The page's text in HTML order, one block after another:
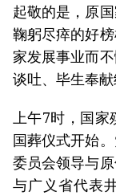
起敬的是，原
鞠躬尽瘁的好
家发展事业而
谈吐、毕生奉献
上午7时，国家
国葬仪式开始
委员会领导与
与广义省代表